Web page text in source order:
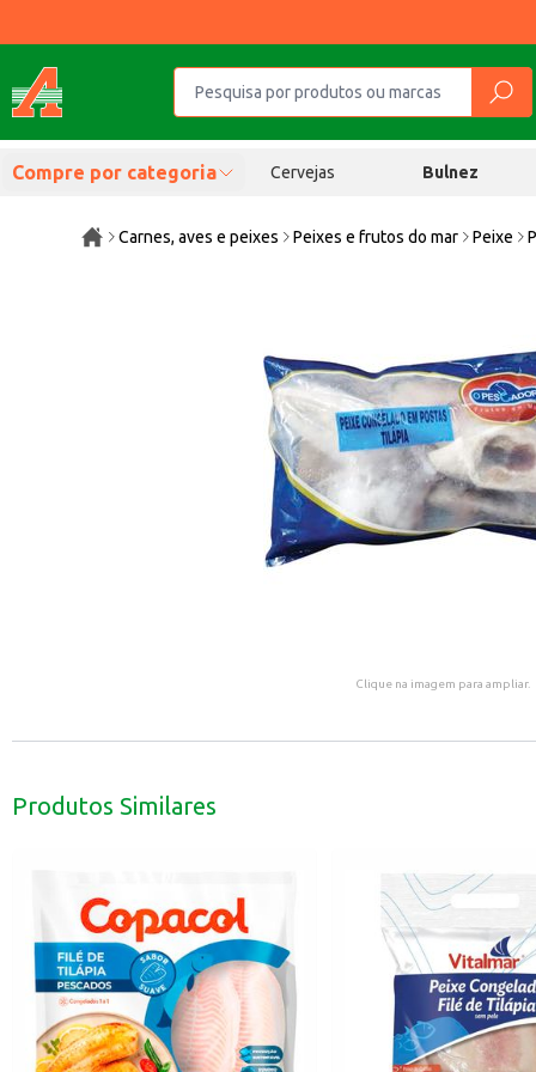
Compre por categoria Cervejas Bulnez
Carnes, aves e peixes Peixes e frutos do mar Peixe
Clique na imagem para ampliar.
Produtos Similares